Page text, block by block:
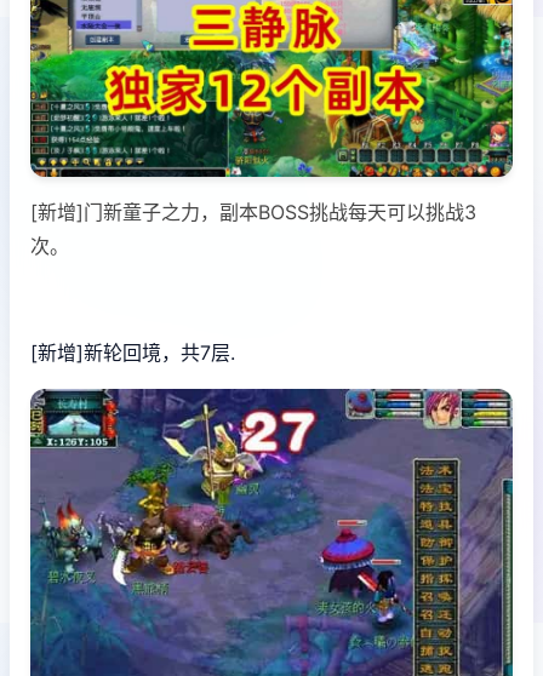
[新增]门新童子之力，副本BOSS挑战每天可以挑战3
次。
[新增]新轮回境，共7层.